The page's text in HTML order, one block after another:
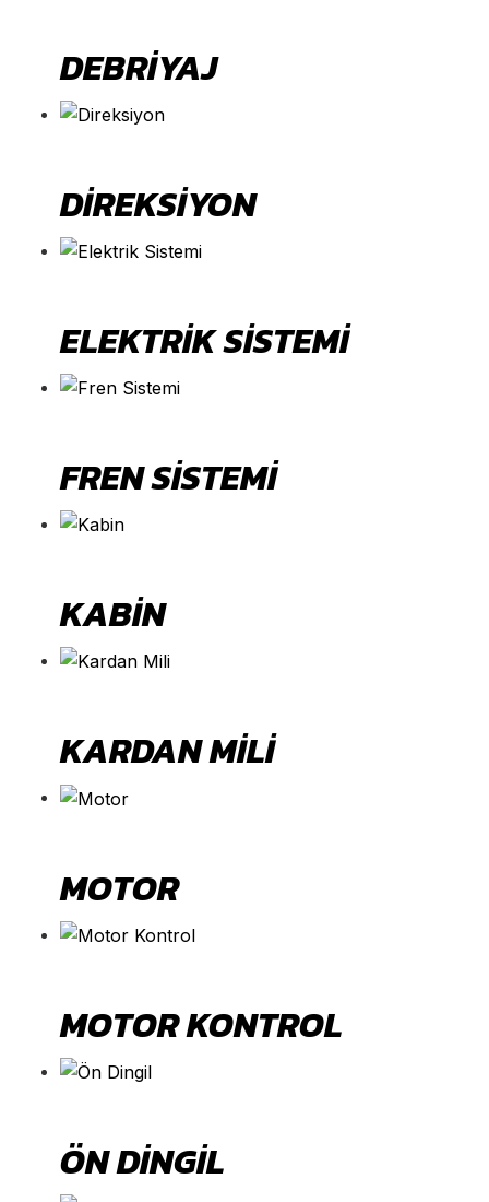
DEBRIYAJ
DIREKSIYON
ELEKTRIK SISTEMI
FREN SISTEMI
KABIN
KARDAN MILI
MOTOR
MOTOR KONTROL
ÖN DINGIL